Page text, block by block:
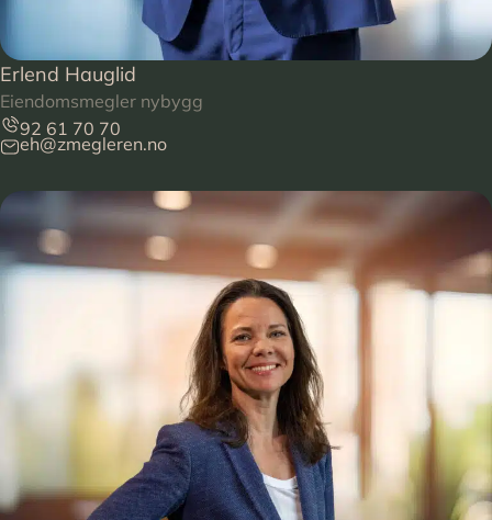
Erlend Hauglid
Eiendomsmegler nybygg
92 61 70 70
eh@zmegleren.no